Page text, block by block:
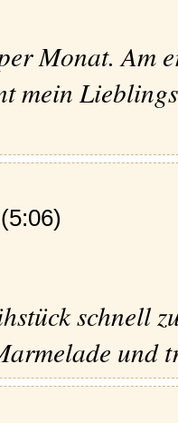
Monat. Am
mein
schnell
und